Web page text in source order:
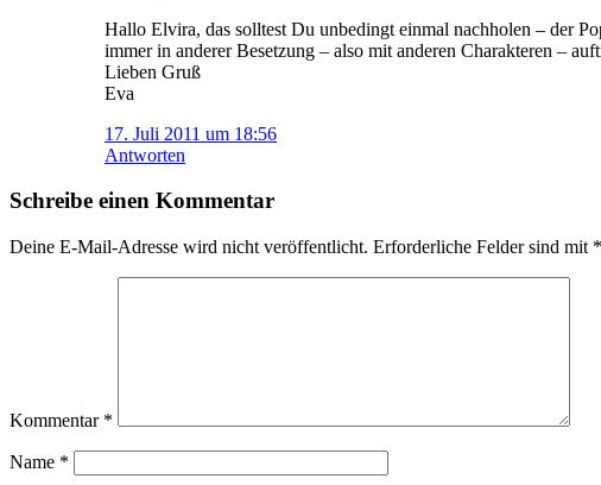
Hallo Elvira, das solltest Du unbedingt einmal nachholen – der
immer in anderer Besetzung – also mit anderen Charakteren –
Lieben Gruß
Eva
17. Juli 2011 um 18:56
Antworten
Schreibe einen Kommentar
Deine E-Mail-Adresse wird nicht veröffentlicht. Erforderliche Felder sind mit *
Kommentar *
Name *